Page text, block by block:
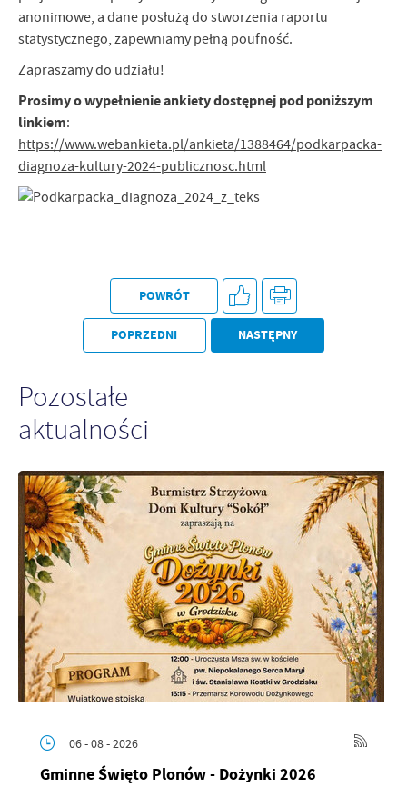
anonimowe, a dane posłużą do stworzenia raportu
statystycznego, zapewniamy pełną poufność.
Zapraszamy do udziału!
Prosimy o wypełnienie ankiety dostępnej pod poniższym
linkiem:
https://www.webankieta.pl/ankieta/1388464/podkarpacka-
diagnoza-kultury-2024-publicznosc.html
POWRÓT
POPRZEDNI NASTĘPNY
Pozostałe
aktualności
06 - 08 - 2026
Gminne Święto Plonów - Dożynki 2026
Firmy te działają w charakterze pośredników prezentujących nasze
treści w postaci wiadomości, ofert, komunikatów mediów
społecznościowych.